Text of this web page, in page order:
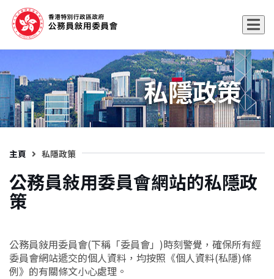
私隱政策
主頁 私隱政策
公務員敍用委員會網站的私隱政
策
公務員敍用委員會(下稱「委員會」)時刻警覺，確保所有經
委員會網站遞交的個人資料，均按照《個人資料(私隱)條
例》的有關條文小心處理。